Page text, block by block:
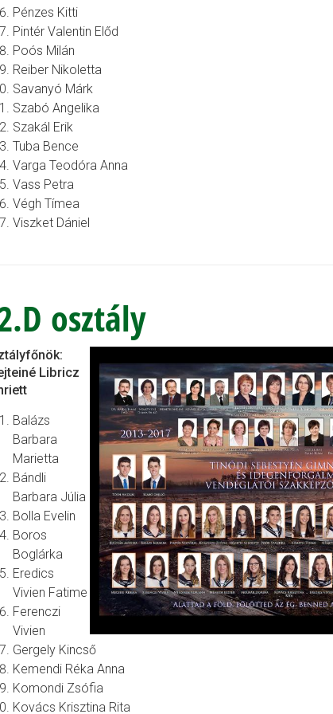
Pénzes Kitti
Pintér Valentin Előd
Poós Milán
Reiber Nikoletta
Savanyó Márk
Szabó Angelika
Szakál Erik
Tuba Bence
Varga Teodóra Anna
Vass Petra
Végh Tímea
Viszket Dániel
osztály
Libricz
Balázs
Barbara
Marietta
Bándli
Barbara Júlia
Bolla Evelin
Boros
Boglárka
Eredics
Vivien Fatime
Ferenczi
Vivien
Gergely Kincső
Kemendi Réka Anna
Komondi Zsófia
Kovács Krisztina Rita